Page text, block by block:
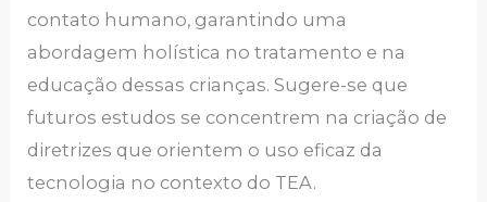
contato humano, garantindo uma
abordagem holística no tratamento e na
educação dessas crianças. Sugere-se que
futuros estudos se concentrem na criação de
diretrizes que orientem o uso eficaz da
tecnologia no contexto do TEA.